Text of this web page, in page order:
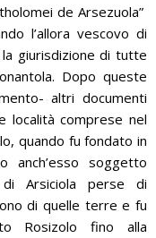
de Arsezuola”
l’allora vescovo di
giurisdizione di tutte
Dopo queste
altri documenti
località comprese nel
quando fu fondato in
anch’esso soggetto
di Arsiciola perse di
di quelle terre e fu
Rosizolo fino alla